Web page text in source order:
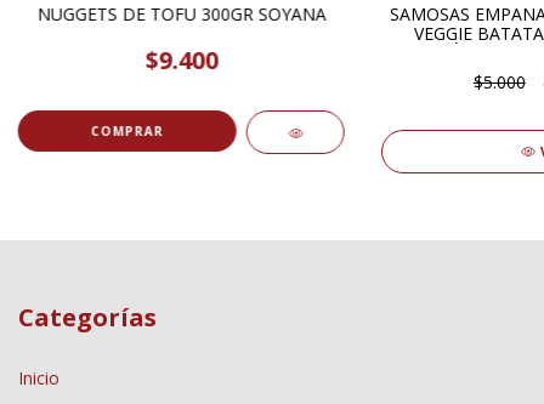
NUGGETS DE TOFU 300GR SOYANA
$9.400
SAMOSAS
VEGGIE
$5.000
Categorías
Inicio